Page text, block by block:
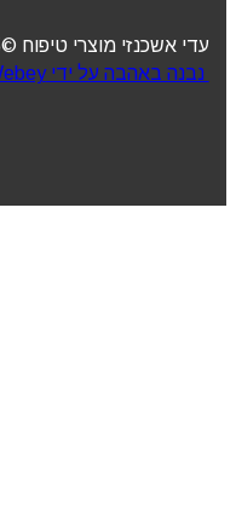
עדי אשכנזי מוצרי טיפוח ©2025 כל הזכויות שמורות
נבנה באהבה על ידי Omri Salhov & Webey